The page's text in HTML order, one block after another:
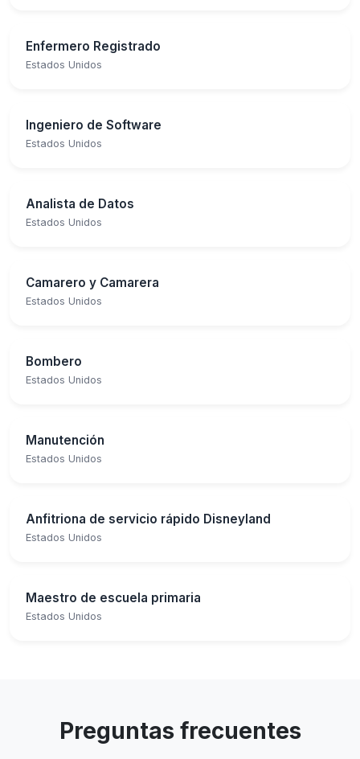
Enfermero Registrado
Estados Unidos
Ingeniero de Software
Estados Unidos
Analista de Datos
Estados Unidos
Camarero y Camarera
Estados Unidos
Bombero
Estados Unidos
Manutención
Estados Unidos
Anfitriona de servicio rápido Disneyland
Estados Unidos
Maestro de escuela primaria
Estados Unidos
Preguntas frecuentes